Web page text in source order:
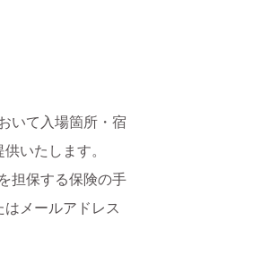
いて入場箇所・宿
いたします。
担保する保険の手
メールアドレス